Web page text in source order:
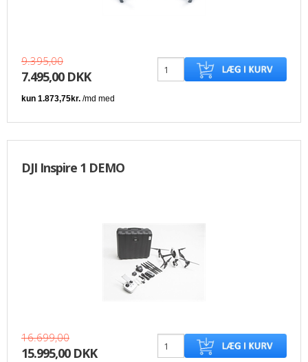
9.395,00
7.495,00 DKK
DJI Inspire 1 DEMO
16.699,00
15.995,00 DKK